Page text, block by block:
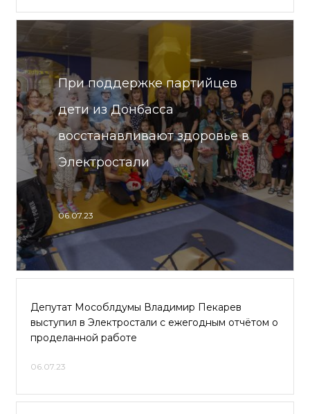
При поддержке партийцев
дети из Донбасса
восстанавливают здоровье в
Электростали
06.07.23
Депутат Мособлдумы Владимир Пекарев
выступил в Электростали с ежегодным отчётом о
проделанной работе
06.07.23